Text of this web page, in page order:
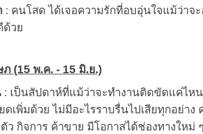
: คนโสด ได้เจอความรักที่อบอุ่นใจแม้ว่าจ
ด้วย
ภ (15 พ.ค. - 15 มิ.ย.)
: เป็นสัปดาห์ที่แม้ว่าจะทำงานติดขัดแค่ไห
ดเพิ่มด้วย ไม่มีอะไรราบรื่นไปเสียทุกอย่
ว กิจการ ค้าขาย มีโอกาสได้ช่องทางให